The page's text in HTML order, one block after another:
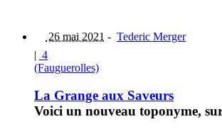
26 mai 2021 - Tederic Merger
| 4
(Fauguerolles)
La Grange aux Saveurs
Voici un nouveau toponyme,